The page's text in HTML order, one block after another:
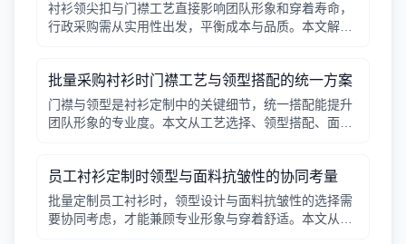
衬衫领尖扣与门襟工艺直接影响团队形象和穿着寿命，
行政采购需从实用性出发，平衡成本与品质。本文解析
批量采购衬衫时门襟工艺与领型搭配的统一方案
门襟与领型是衬衫定制中的关键细节，统一搭配能提升
团队形象的专业度。本文从工艺选择、领型搭配、面料
员工衬衫定制时领型与面料抗皱性的协同考量
批量定制员工衬衫时，领型设计与面料抗皱性的选择需
要协同考虑，才能兼顾专业形象与穿着舒适。本文从领